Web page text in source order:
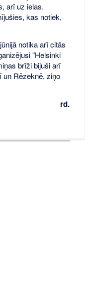
arī uz ielas.
kas notiek,
notika arī citās
"Helsinki
brīži bijuši arī
un Rēzeknē, ziņo
rd.